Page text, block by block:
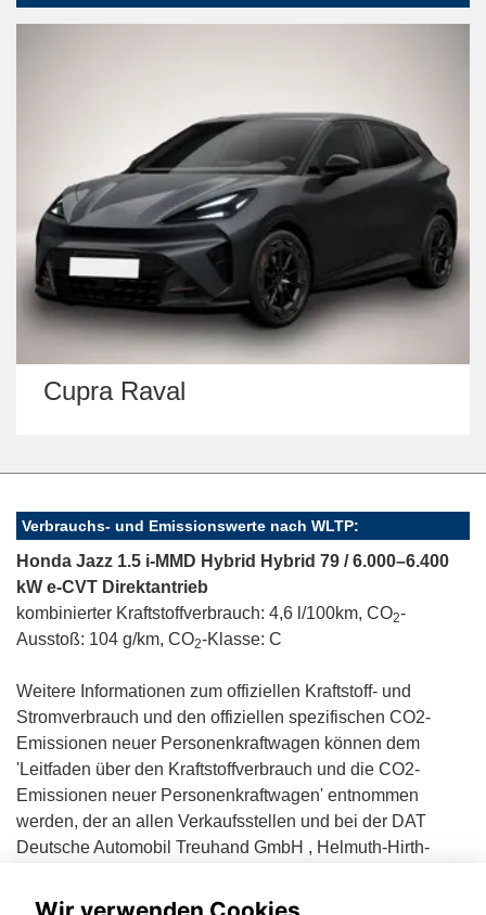
Verbrauchs- und Emissionswerte nach WLTP:
Honda Jazz 1.5 i-MMD Hybrid Hybrid 79 / 6.000–6.400
kW e-CVT Direktantrieb
kombinierter Kraftstoffverbrauch: 4,6 l/100km, CO2-
Ausstoß: 104 g/km, CO2-Klasse: C
Weitere Informationen zum offiziellen Kraftstoff- und
Stromverbrauch und den offiziellen spezifischen CO2-
Emissionen neuer Personenkraftwagen können dem
'Leitfaden über den Kraftstoffverbrauch und die CO2-
Emissionen neuer Personenkraftwagen' entnommen
werden, der an allen Verkaufsstellen und bei der DAT
Deutsche Automobil Treuhand GmbH , Helmuth-Hirth-